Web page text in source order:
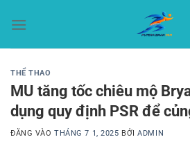
qua
THỂ THAO
MU tăng tốc chiêu mộ
dụng quy định PSR để
ĐĂNG VÀOTHÁNG 7 1, 2025 BỞIADMIN